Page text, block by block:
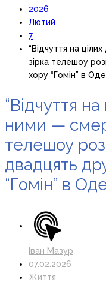
2026
Лютий
7
“Відчуття на
зірка телешоу
хору “Гомін” в
“Відчуття
ними —
телешоу
двадцять
“Гомін” в
Іван Мазур
07.02.2026
Життя